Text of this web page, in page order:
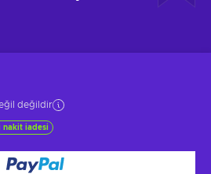
değildir
nakit iadesi